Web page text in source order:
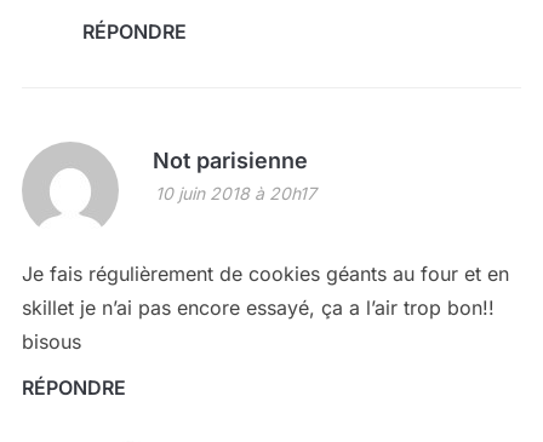
RÉPONDRE
Not parisienne
10 juin 2018 à 20h17
Je fais régulièrement de cookies géants au four et en
skillet je n’ai pas encore essayé, ça a l’air trop bon!!
bisous
RÉPONDRE